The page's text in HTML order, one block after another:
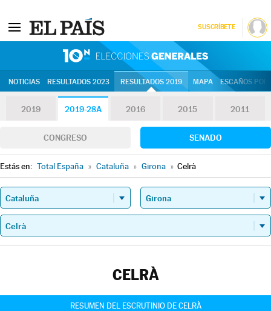
SUSCRÍBETE
NOTICIAS RESULTADOS 2023 RESULTADOS 2019 MAPA ESCAÑOS
2019 2019-28A 2016 2015 2011
CONGRESO SENADO
Estás en: Total España » Cataluña » Girona » Celrà
CELRÀ
RESUMEN DEL ESCRUTINIO DE CELRÀ